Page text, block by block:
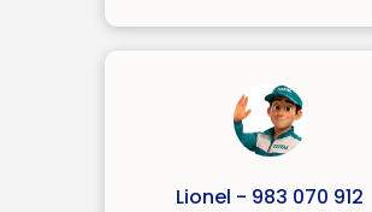
Lionel - 983 070 912